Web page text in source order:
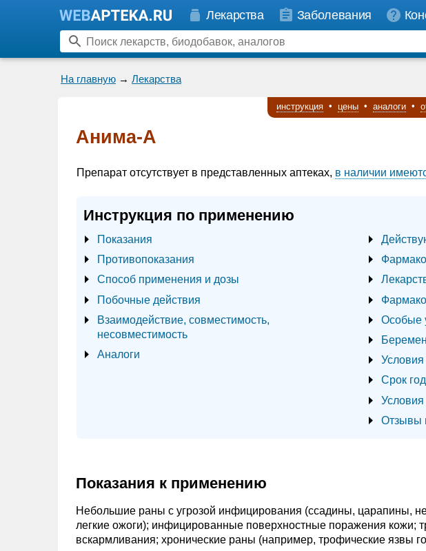
Лекарства Заболевания
На главную → Лекарства
инструкция • цены • аналоги •
Анима-А
Препарат отсутствует в представленных аптеках, в наличии
Инструкция по применению
Показания
Противопоказания
Способ применения и дозы
Побочные действия
Взаимодействие, совместимость,
несовместимость
Аналоги
Особые
Срок
Условия
Отзывы
Показания к применению
Небольшие раны с угрозой инфицирования (ссадины, царапины,
легкие ожоги); инфицированные поверхностные поражения кожи;
вскармливания; хронические раны (например, трофические язвы